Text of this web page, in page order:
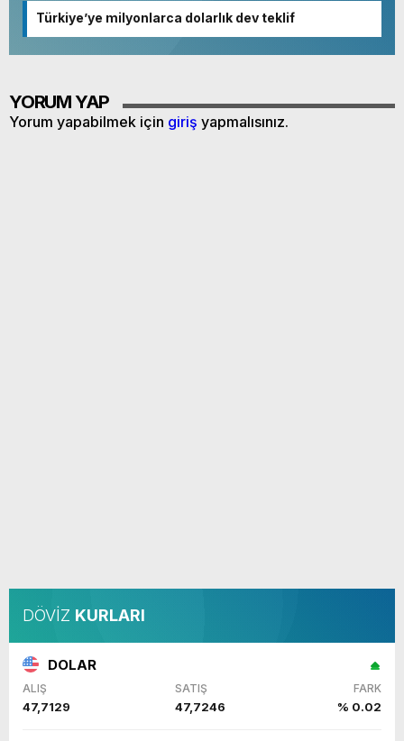
Türkiye’ye milyonlarca dolarlık dev teklif
YORUM YAP
Yorum yapabilmek için giriş yapmalısınız.
DÖVİZ KURLARI
DOLAR
ALIŞ SATIŞ FARK
47,7129 47,7246 % 0.02